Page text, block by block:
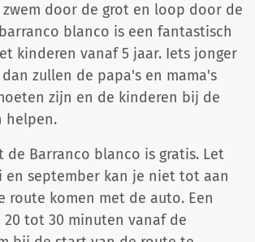
door de grot en loop door de
blanco is een fantastisch
kinderen vanaf 5 jaar. Iets jonger
zullen de papa's en mama's
zijn en de kinderen bij de
helpen.
de Barranco blanco is gratis. Let
en september kan je niet tot aan
route komen met de auto. Een
tot 30 minuten vanaf de